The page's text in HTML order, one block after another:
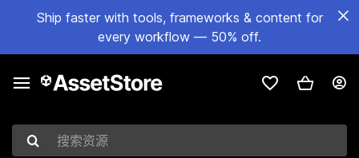
Ship faster with tools, frameworks & content for
every workflow — 50% off.
搜索资源